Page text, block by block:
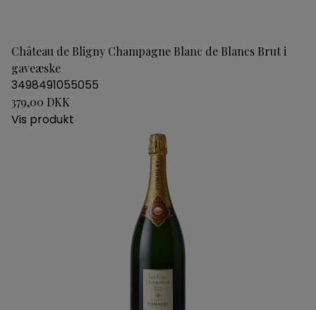
Château de Bligny Champagne Blanc de Blancs Brut i
gaveæske
3498491055055
379,00 DKK
Vis produkt